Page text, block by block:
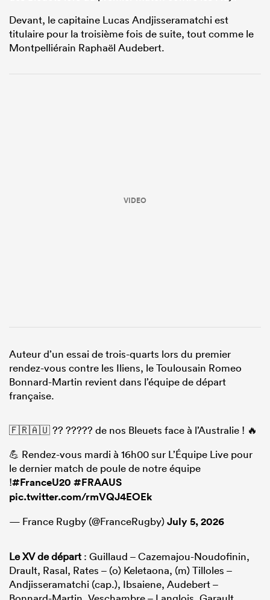
Devant, le capitaine Lucas Andjisseramatchi est
titulaire pour la troisième fois de suite, tout comme le
Montpelliérain Raphaël Audebert.
VIDEO
Auteur d’un essai de trois-quarts lors du premier
rendez-vous contre les Iliens, le Toulousain Romeo
Bonnard-Martin revient dans l’équipe de départ
française.
🇫🇷🇦🇺 ?? ????? de nos Bleuets face à l’Australie ! 🔥
💪 Rendez-vous mardi à 16h00 sur L’Équipe Live pour
le dernier match de poule de notre équipe
!#FranceU20 #FRAAUS
pic.twitter.com/rmVQJ4EOEk
— France Rugby (@FranceRugby)July 5, 2026
Le XV de départ : Guillaud – Cazemajou-Noudofinin,
Drault, Rasal, Rates – (o) Keletaona, (m) Tilloles –
Andjisseramatchi (cap.), Ibsaiene, Audebert –